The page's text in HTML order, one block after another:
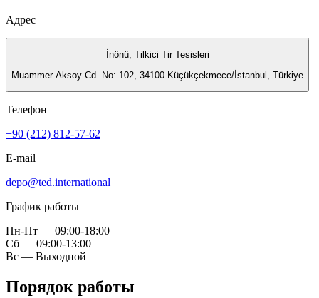
Адрес
İnönü, Tilkici Tir Tesisleri
Muammer Aksoy Cd. No: 102, 34100 Küçükçekmece/İstanbul, Türkiye
Телефон
+90 (212) 812-57-62
E-mail
depo@ted.international
График работы
Пн-Пт — 09:00-18:00
Сб — 09:00-13:00
Вс — Выходной
Порядок работы